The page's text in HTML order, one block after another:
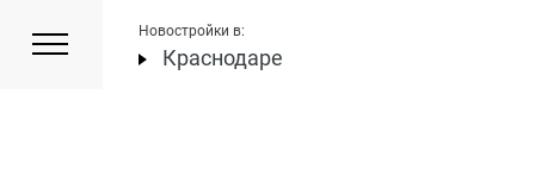
Новостройки в:
Краснодаре